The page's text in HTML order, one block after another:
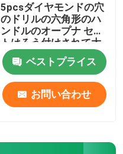
5pcsダイヤモンドの穴
のドリルの六角形のハ
ンドルのオープナ セッ
トはろう付けされて大
理石模様をつける粉砕
に掃除機をかける
ベストプライス
お問い合わせ